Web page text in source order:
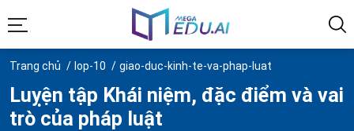
Trang chủ lop-10 giao-duc-kinh-te-va-phap-luat
Luỵện tập Khái niệm, đặc điểm và vai
trò của pháp luật